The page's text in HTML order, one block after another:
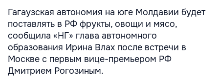
Гагаузская автономия на юге Молдавии будет
поставлять в РФ фрукты, овощи и мясо,
сообщила «НГ» глава автономного
образования Ирина Влах после встречи в
Москве с первым вице-премьером РФ
Дмитрием Рогозиным.